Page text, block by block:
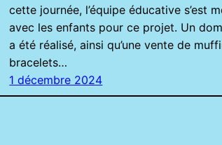
cette journée, l’équipe éducative s’est
avec les enfants pour ce projet. Un
a été réalisé, ainsi qu’une vente de
bracelets…
1 décembre 2024